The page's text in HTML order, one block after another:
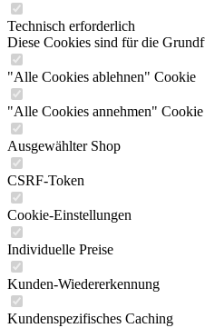
Technisch erforderlich
Diese Cookies sind für die
"Alle Cookies ablehnen" Cookie
"Alle Cookies annehmen" Cookie
Ausgewählter Shop
CSRF-Token
Cookie-Einstellungen
Individuelle Preise
Kunden-Wiedererkennung
Kundenspezifisches Caching